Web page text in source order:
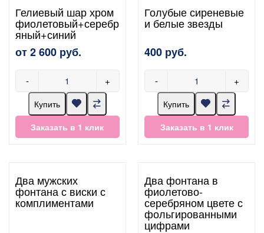
Гелиевый шар хром
фиолетовый+серебр
яный+синий
от 2 600 руб.
- +
Купить
Заказать в 1 клик
Голубые сиреневые
и белые звезды
400 руб.
- +
Купить
Заказать в 1 клик
Два мужских
фонтана с виски с
комплиментами
Два фонтана в
фиолетово-
серебряном цвете с
фольгированными
цифрами